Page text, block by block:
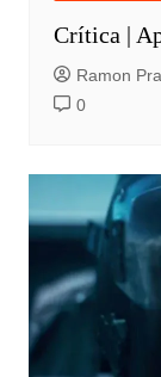
Crítica |
Ramon
0